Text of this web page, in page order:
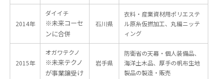
2014年
ダイイチ
※未来コーセ
ンに合併
石川県
衣料・産業資材用ポリエステ
ル原糸仮撚加工、丸編ニッテ
ィング
2015年
オガワテクノ
※未来テクノ
が事業譲受け
岩手県
防衛省の天幕・個人装備品、
海洋土木品、厚手の帆布生地
製品の製造・販売